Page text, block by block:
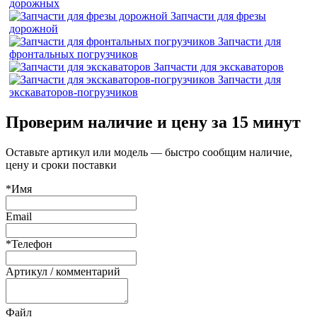
дорожных
Запчасти для фрезы
дорожной
Запчасти для
фронтальных погрузчиков
Запчасти для экскаваторов
Запчасти для
экскаваторов-погрузчиков
Проверим наличие и цену за 15 минут
Оставьте артикул или модель — быстро сообщим наличие,
цену и сроки поставки
*Имя
Email
*Телефон
Артикул / комментарий
Файл